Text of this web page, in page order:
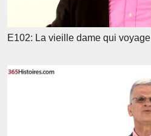
E102: La vieille dame qui voyage